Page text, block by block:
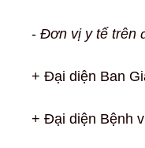
- Đơn vị y tế trên
+ Đại diện Ban
+ Đại diện Bệnh